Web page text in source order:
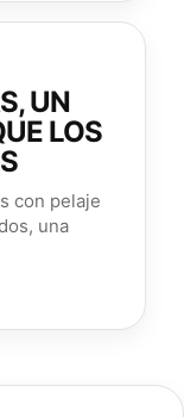
UN
LOS
con pelaje
una